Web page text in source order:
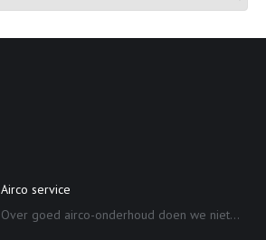
Airco service
Over goed airco-onderhoud doen we niet...